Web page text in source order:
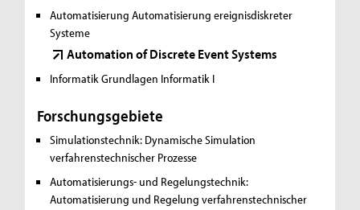
Automatisierung Automatisierung ereignisdiskreter
Systeme
Automation of Discrete Event Systems
Informatik Grundlagen Informatik I
Forschungsgebiete
Simulationstechnik: Dynamische Simulation
verfahrenstechnischer Prozesse
Automatisierungs- und Regelungstechnik:
Automatisierung und Regelung verfahrenstechnischer